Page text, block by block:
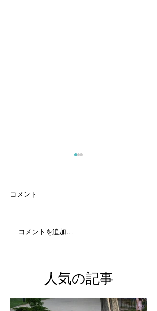
子どもを性犯罪から守る
方法。
コメント
コメントを追加…
人気の記事